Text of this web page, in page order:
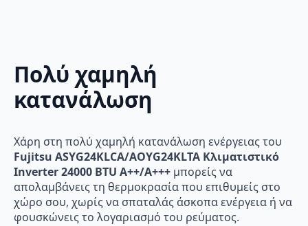
Πολύ χαμηλή
κατανάλωση
Χάρη στη πολύ χαμηλή κατανάλωση ενέργειας του
Fujitsu ASYG24KLCA/AOYG24KLTA Κλιματιστικό
Inverter 24000 BTU A++/A+++ μπορείς να
απολαμβάνεις τη θερμοκρασία που επιθυμείς στο
χώρο σου, χωρίς να σπαταλάς άσκοπα ενέργεια ή να
φουσκώνεις το λογαριασμό του ρεύματος.